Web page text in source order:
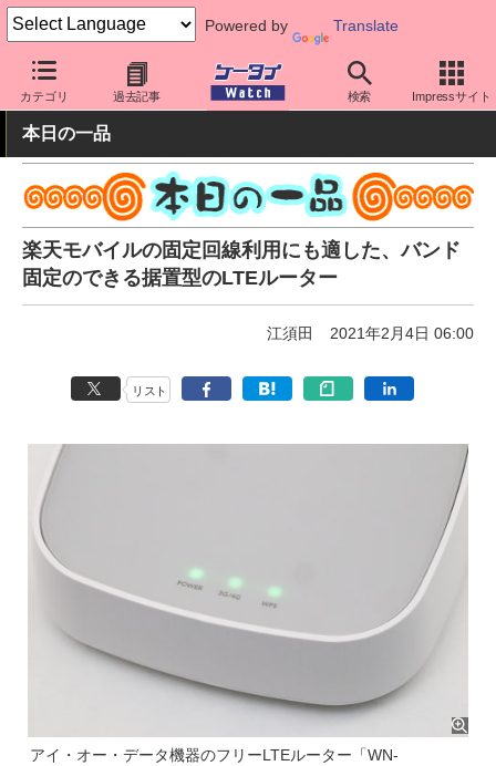
Powered by Translate
カテゴリ 過去記事 検索 Impressサイト
ケータイ Watch 周辺機器/アクセサリー その他
本日の一品
楽天モバイルの固定回線利用にも適した、バンド
固定のできる据置型のLTEルーター
江須田 2021年2月4日 06:00
リスト
アイ・オー・データ機器のフリーLTEルーター「WN-